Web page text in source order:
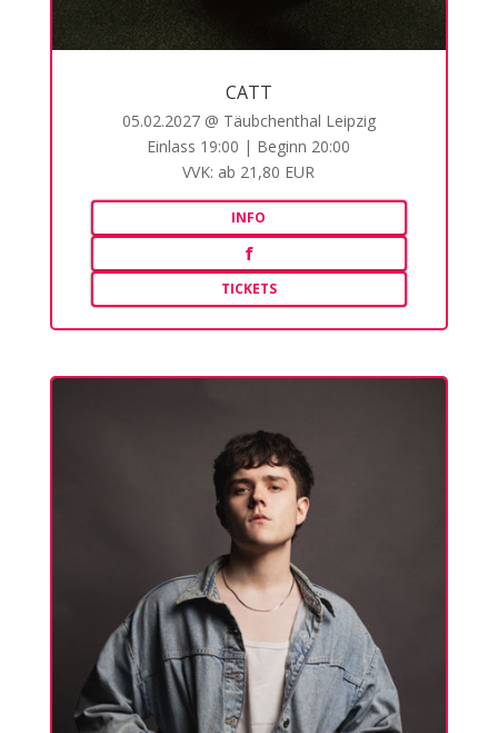
CATT
05.02.2027 @ Täubchenthal Leipzig
Einlass 19:00 | Beginn 20:00
VVK: ab 21,80 EUR
INFO
f
TICKETS